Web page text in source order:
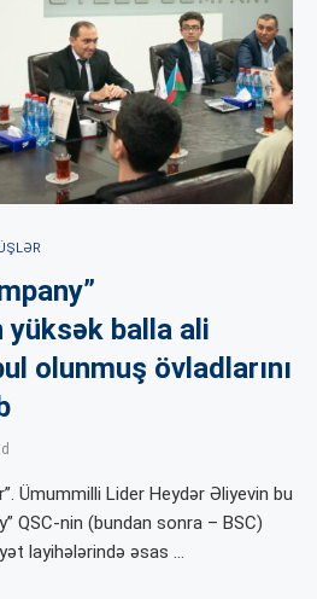
yüksək balla ali
olunmuş övladlarını
Ümummilli Lider Heydər Əliyevin bu
QSC-nin (bundan sonra – BSC)
layihələrində əsas …